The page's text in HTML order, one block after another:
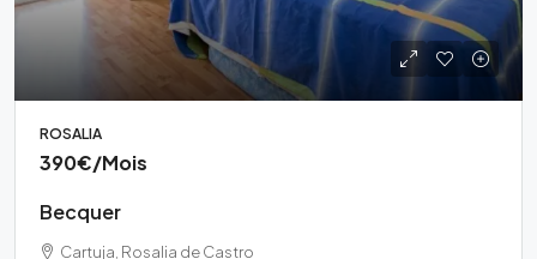
ROSALIA
390€/Mois
Becquer
Cartuja, Rosalia de Castro